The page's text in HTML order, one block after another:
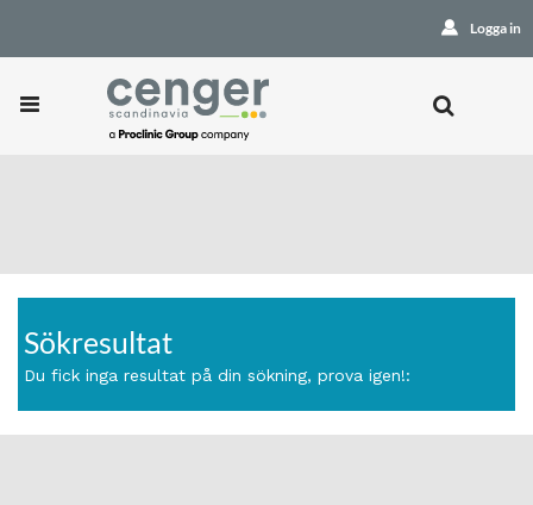
Logga in
Sökresultat
Du fick inga resultat på din sökning, prova igen!: